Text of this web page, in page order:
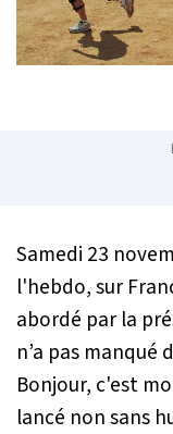
Samedi 23
l'hebdo, sur
abordé par la
n’a pas manqué
Bonjour, c'est
lancé non sans